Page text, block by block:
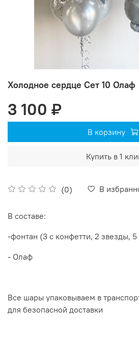
Холодное сердце Сет 10 Олаф
(0) В
3 100 ₽
В корзину
Купить в 1
В составе:
-фонтан (3 с конфетти, 2 звезды,
- Олаф
Все шары упаковываем в
для безопасной доставки